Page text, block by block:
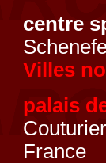
centre
Villes
palais
France